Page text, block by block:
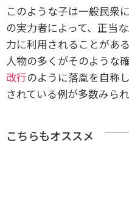
このような子は一般民衆
の実力者によって、正当
力に利用されることがあ
人物の多くがそのような
改行のように落胤を自称
されている例が多数みら
こちらもオススメ